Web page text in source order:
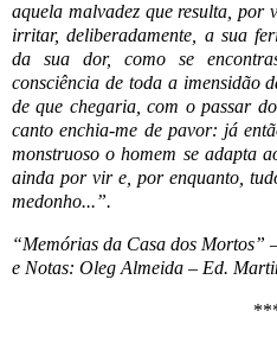
aquela malvadez que resulta, por
irritar, deliberadamente, a sua
da sua dor, como se
consciência de toda a imensidão
de que chegaria, com o passar
canto enchia-me de pavor: já
monstruoso o homem se adapta
ainda por vir e, por enquanto,
medonho...”.
“Memórias da Casa dos Mortos”
e Notas: Oleg Almeida – Ed.